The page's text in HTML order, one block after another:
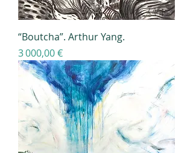
“Boutcha”. Arthur Yang.
Prix
3 000,00 €